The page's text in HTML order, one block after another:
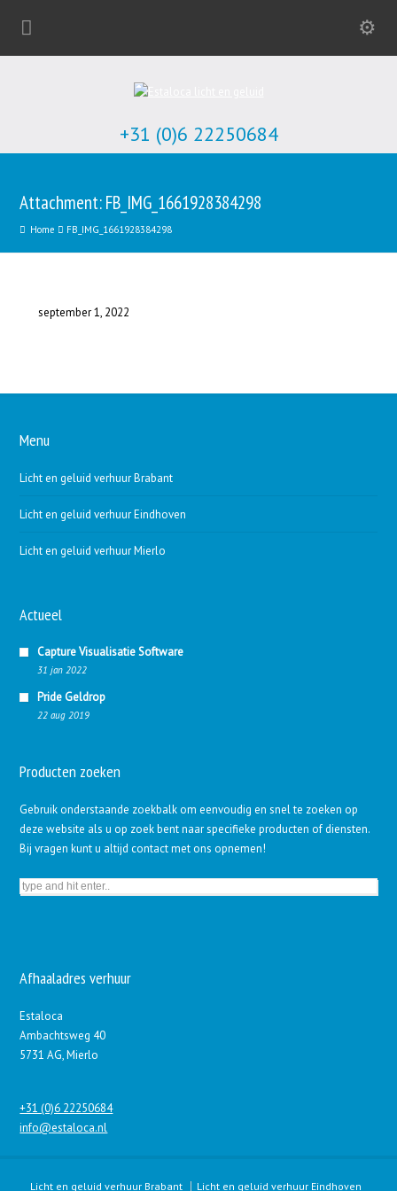
+31 (0)6 22250684
Attachment: FB_IMG_1661928384298
Home FB_IMG_1661928384298
september 1, 2022
Menu
Licht en geluid verhuur Brabant
Licht en geluid verhuur Eindhoven
Licht en geluid verhuur Mierlo
Actueel
Capture Visualisatie Software
31 jan 2022
Pride Geldrop
22 aug 2019
Producten zoeken
Gebruik onderstaande zoekbalk om eenvoudig en snel te zoeken op
deze website als u op zoek bent naar specifieke producten of diensten.
Bij vragen kunt u altijd contact met ons opnemen!
Afhaaladres verhuur
Estaloca
Ambachtsweg 40
5731 AG, Mierlo
+31 (0)6 22250684
info@estaloca.nl
Licht en geluid verhuur Brabant Licht en geluid verhuur Eindhoven